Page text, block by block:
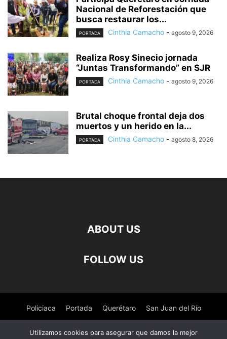
Nacional de Reforestación que
busca restaurar los...
PORTADA Cinthia Camacho - agosto 9, 2026
Realiza Rosy Sinecio jornada
“Juntas Transformando” en SJR
PORTADA Cinthia Camacho - agosto 9, 2026
Brutal choque frontal deja dos
muertos y un herido en la...
PORTADA Cinthia Camacho - agosto 8, 2026
ABOUT US
FOLLOW US
Policiaca Portada Querétaro San Juan del Río
Utilizamos cookies para asegurar que damos la mejor